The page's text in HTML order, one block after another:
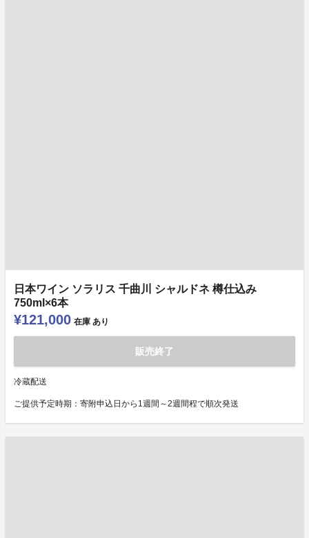
日本ワイン ソラリス 千曲川 シャルドネ 樽仕込み
750ml×6本
¥121,000 在庫 あり
販売終了
冷蔵配送
ご提供予定時期：寄附申込日から1週間～2週間程で順次発送